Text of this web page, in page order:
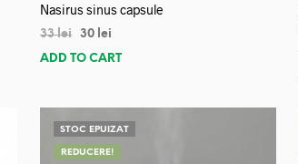
Nasirus sinus capsule
33lei 30 lei
ADD TO CART
STOC EPUIZAT
REDUCERE!